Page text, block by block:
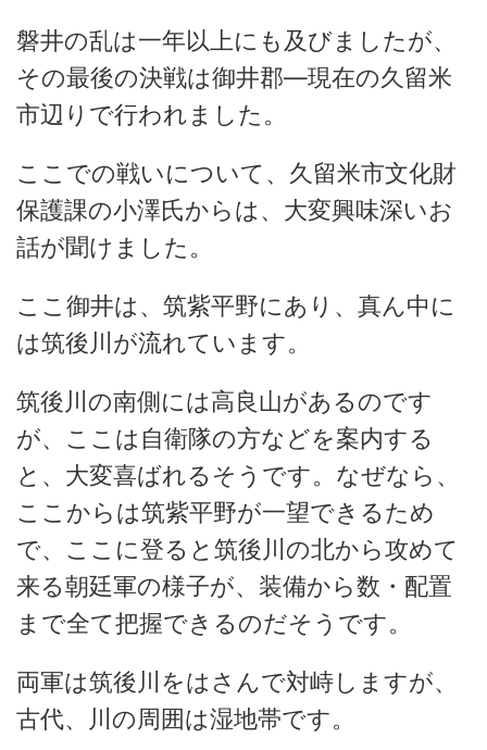
磐井の乱は一年以上にも及びましたが、
その最後の決戦は御井郡―現在の久留米
市辺りで行われました。
ここでの戦いについて、久留米市文化財
保護課の小澤氏からは、大変興味深いお
話が聞けました。
ここ御井は、筑紫平野にあり、真ん中に
は筑後川が流れています。
筑後川の南側には高良山があるのです
が、ここは自衛隊の方などを案内する
と、大変喜ばれるそうです。なぜなら、
ここからは筑紫平野が一望できるため
で、 ここに登ると筑後川の北から攻めて
来る朝廷軍の様子が、装備から数・配置
まで全て把握できるのだそうです。
両軍は筑後川をはさんで対峙しますが、
古代、川の周囲は湿地帯です。